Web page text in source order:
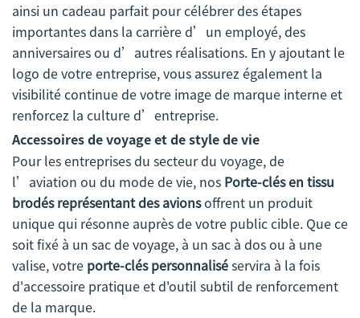
ainsi un cadeau parfait pour célébrer des étapes
importantes dans la carrière d’un employé, des
anniversaires ou d’autres réalisations. En y ajoutant le
logo de votre entreprise, vous assurez également la
visibilité continue de votre image de marque interne et
renforcez la culture d’entreprise.
Accessoires de voyage et de style de vie
Pour les entreprises du secteur du voyage, de
l’aviation ou du mode de vie, nos Porte-clés en tissu
brodés représentant des avionsoffrent un produit
unique qui résonne auprès de votre public cible. Que ce
soit fixé à un sac de voyage, à un sac à dos ou à une
valise, votre porte-clés personnaliséservira à la fois
d'accessoire pratique et d'outil subtil de renforcement
de la marque.